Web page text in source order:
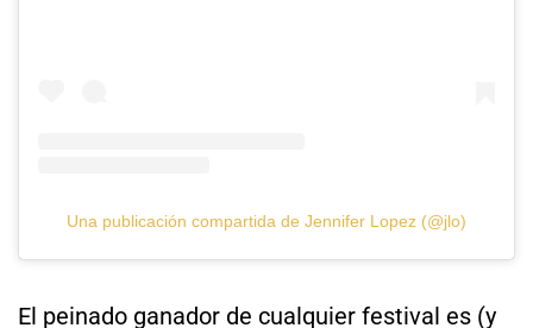
Una publicación compartida de Jennifer Lopez (@jlo)
El peinado ganador de cualquier festival es (y